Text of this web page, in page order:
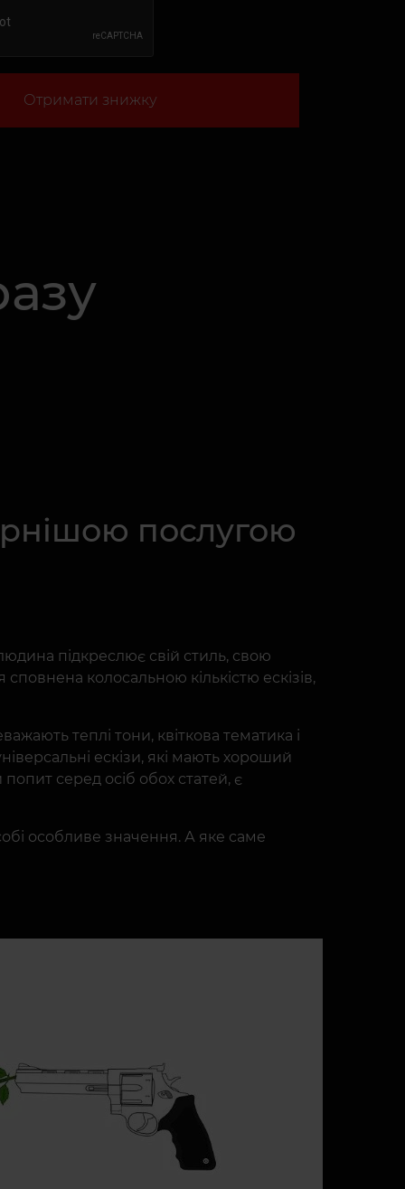
Отримати знижку
послугою
підкреслює свій стиль, свою
колосальною кількістю ескізів,
теплі тони, квіткова тематика і
ескізи, які мають хороший
серед осіб обох статей, є
особливе значення. А яке саме